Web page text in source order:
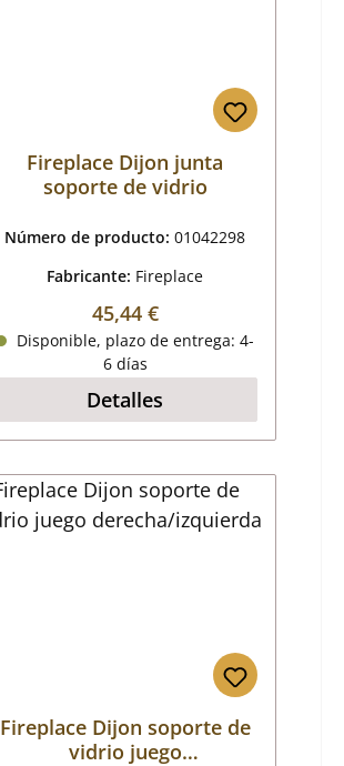
Fireplace Dijon junta
soporte de vidrio
Número de producto:01042298
Fabricante: Fireplace
Precio normal:
45,44 €
Disponible, plazo de entrega: 4-
6 días
Detalles
Fireplace Dijon soporte de
vidrio juego